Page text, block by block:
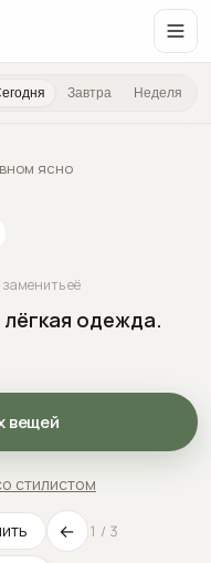
Завтра Неделя
ясно
одежда.
вещей
стилистом
её
← 1 / 3